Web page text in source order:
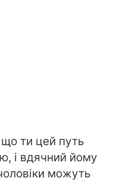
що ти цей путь
і вдячний йому
можуть